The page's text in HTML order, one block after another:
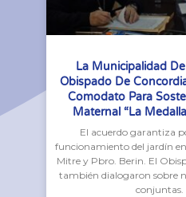
La Municipalidad
Obispado De
Comodato Para
Maternal “La
El acuerdo garantiza
funcionamiento del jardín en
Mitre y Pbro. Berin. El
también dialogaron sobre
conjuntas.